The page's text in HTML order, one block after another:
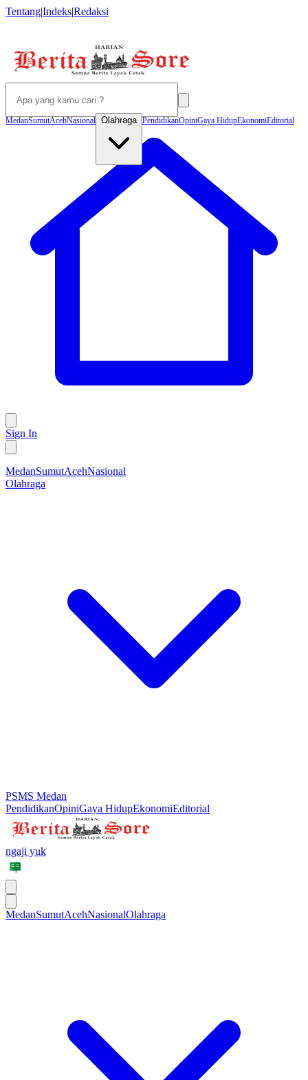
Tentang|Indeks|Redaksi
MedanSumutAcehNasional Olahraga PendidikanOpiniGaya HidupEkonomiEditorial
Sign In
MedanSumutAcehNasional
Olahraga
PSMS Medan
PendidikanOpiniGaya HidupEkonomiEditorial
ngaji yuk
MedanSumutAcehNasionalOlahraga